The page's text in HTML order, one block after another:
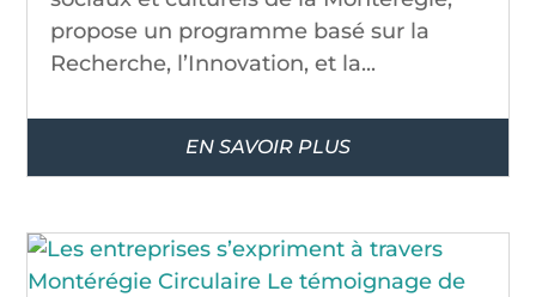
propose un programme basé sur la
Recherche, l’Innovation, et la...
EN SAVOIR PLUS